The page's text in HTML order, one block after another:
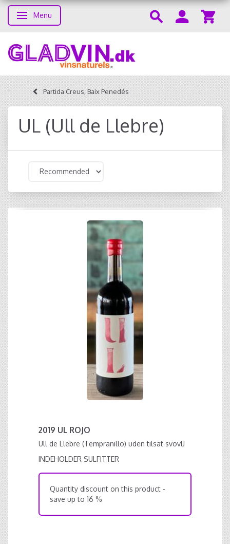
Toggle navigation
Menu
Partida Creus, Baix Penedés
UL (Ull de Llebre)
2019 UL ROJO
Ull de Llebre (Tempranillo) uden tilsat svovl!
INDEHOLDER SULFITTER
Quantity discount on this product -
save up to 16 %